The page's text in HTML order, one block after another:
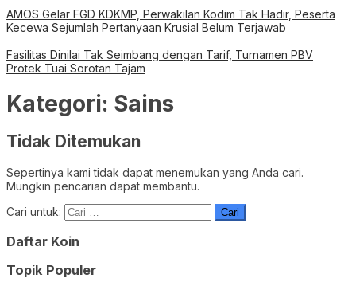
AMOS Gelar FGD KDKMP, Perwakilan Kodim Tak Hadir, Peserta
Kecewa Sejumlah Pertanyaan Krusial Belum Terjawab
Fasilitas Dinilai Tak Seimbang dengan Tarif, Turnamen PBV
Protek Tuai Sorotan Tajam
Kategori: Sains
Tidak Ditemukan
Sepertinya kami tidak dapat menemukan yang Anda cari.
Mungkin pencarian dapat membantu.
Cari untuk:
Daftar Koin
Topik Populer